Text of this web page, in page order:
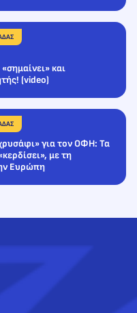
και
(video)
για τον ΟΦΗ: Τα
με τη
Ευρώπη